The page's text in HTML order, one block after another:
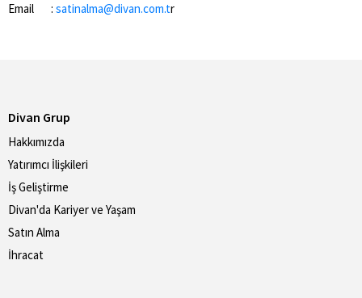
Email : satinalma@divan.com.tr
Divan Grup
Hakkımızda
Yatırımcı İlişkileri
İş Geliştirme
Divan'da Kariyer ve Yaşam
Satın Alma
İhracat